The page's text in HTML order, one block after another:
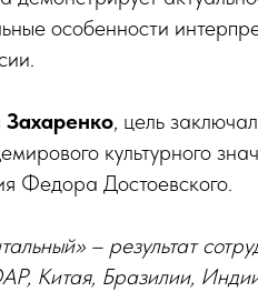
особенности
, цель
культурного
Федора Достоевского.
– результат
Китая, Бразилии,